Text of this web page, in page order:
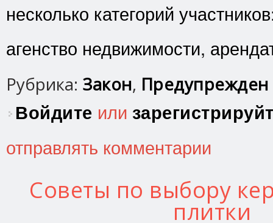
несколько категорий
агенство недвижимости,
Рубрика: Закон,
Войдите или
отправлять комментарии
Советы по выбору
плитки